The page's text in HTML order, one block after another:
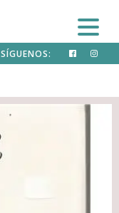
SÍGUENOS: